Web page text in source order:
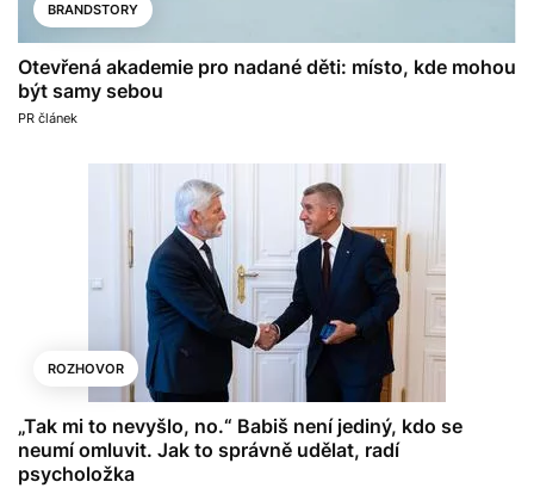
BRANDSTORY
Otevřená akademie pro nadané děti: místo, kde mohou
být samy sebou
PR článek
ROZHOVOR
„Tak mi to nevyšlo, no.“ Babiš není jediný, kdo se
neumí omluvit. Jak to správně udělat, radí
psycholožka